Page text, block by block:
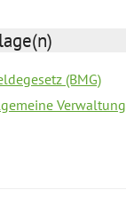
(BMG)